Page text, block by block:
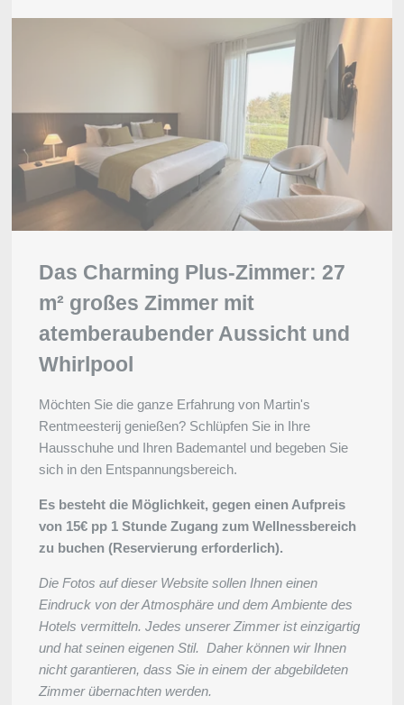
Das Charming Plus-Zimmer: 27
m² großes Zimmer mit
atemberaubender Aussicht und
Whirlpool
Möchten Sie die ganze Erfahrung von Martin's
Rentmeesterij genießen? Schlüpfen Sie in Ihre
Hausschuhe und Ihren Bademantel und begeben Sie
sich in den Entspannungsbereich.
Es besteht die Möglichkeit, gegen einen Aufpreis
von 15€ pp 1 Stunde Zugang zum Wellnessbereich
zu buchen (Reservierung erforderlich).
Die Fotos auf dieser Website sollen Ihnen einen
Eindruck von der Atmosphäre und dem Ambiente des
Hotels vermitteln. Jedes unserer Zimmer ist einzigartig
und hat seinen eigenen Stil. Daher können wir Ihnen
nicht garantieren, dass Sie in einem der abgebildeten
Zimmer übernachten werden.